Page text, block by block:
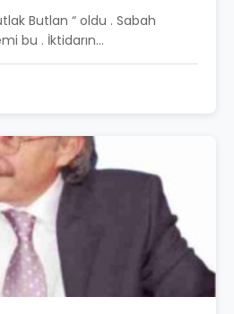
Butlan “ oldu . Sabah
bu . İktidarın...